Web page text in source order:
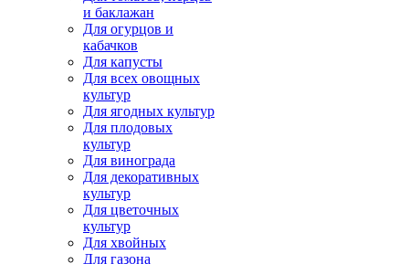
и баклажан
Для огурцов и
кабачков
Для капусты
Для всех овощных
культур
Для ягодных культур
Для плодовых
культур
Для винограда
Для декоративных
культур
Для цветочных
культур
Для хвойных
Для газона